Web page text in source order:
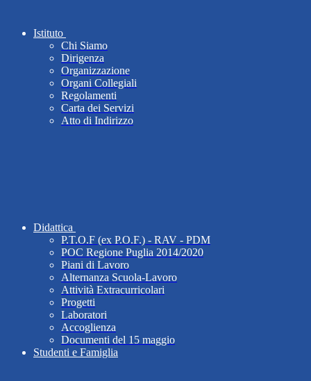
Istituto
Chi Siamo
Dirigenza
Organizzazione
Organi Collegiali
Regolamenti
Carta dei Servizi
Atto di Indirizzo
Didattica
P.T.O.F (ex P.O.F.) - RAV - PDM
POC Regione Puglia 2014/2020
Piani di Lavoro
Alternanza Scuola-Lavoro
Attività Extracurricolari
Progetti
Laboratori
Accoglienza
Documenti del 15 maggio
Studenti e Famiglia